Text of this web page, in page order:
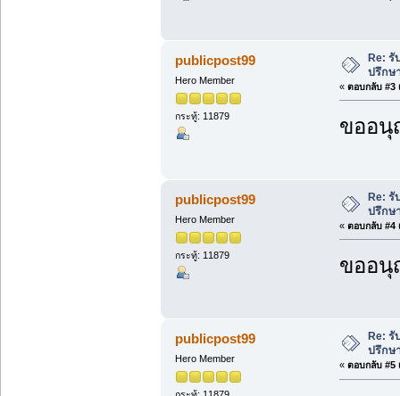
publicpost99
Hero Member
กระทู้: 11879
Re: รั
ปรึกษ
« ตอบกลับ #3
ขออนุ
publicpost99
Hero Member
กระทู้: 11879
Re:
ปรึกษ
« ตอบกลับ #4
ขออนุ
publicpost99
Hero Member
Re:
ปรึกษ
« ตอบกลับ #5